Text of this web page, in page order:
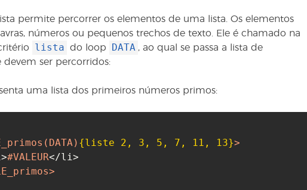
permite percorrer os elementos de uma lista. Os elementos
números ou pequenos trechos de texto. Ele é chamado na
lista do loop DATA , ao qual se passa a lista de
devem ser percorridos:
uma lista dos primeiros números primos:
(DATA) {liste 2, 3, 5, 7, 11, 13}>
#VALEUR</li>